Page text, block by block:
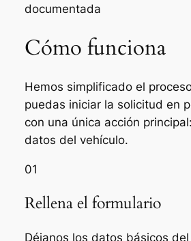
documentada
Cómo funciona
Hemos simplificado el
puedas iniciar la solicitud en
con una única acción
datos del vehículo.
01
Rellena el formulario
Déjanos los datos básicos